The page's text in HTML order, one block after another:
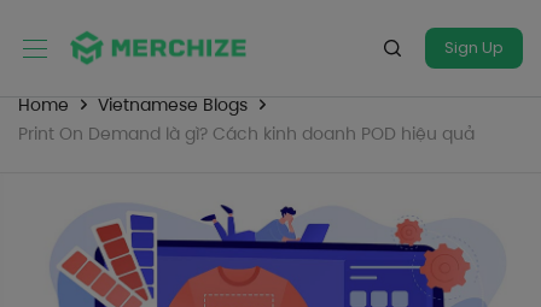
Sign Up
Home
Vietnamese Blogs
Print On Demand là gì? Cách kinh doanh POD hiệu quả